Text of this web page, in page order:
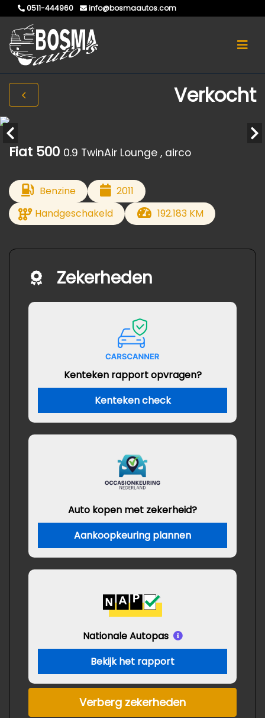
0511-444960 info@bosmaautos.com
Verkocht
Fiat 500 0.9 TwinAir Lounge , airco
Benzine
2011
Handgeschakeld
192.183 KM
Zekerheden
Kenteken rapport opvragen?
Kenteken check
Auto kopen met zekerheid?
Aankoopkeuring plannen
Nationale Autopas
Bekijk het rapport
Verberg zekerheden